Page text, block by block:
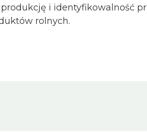
i identyfikowalność
rolnych.